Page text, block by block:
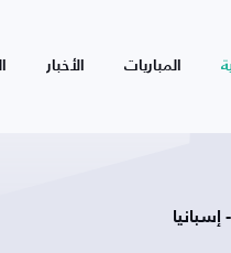
المباريات الأخبار